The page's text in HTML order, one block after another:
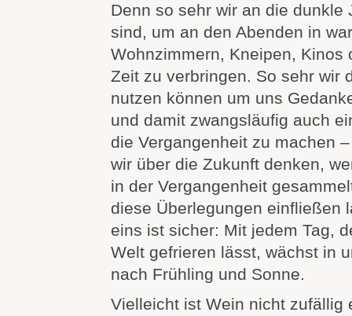
Denn so sehr wir an die dunkle
sind, um an den Abenden in
Wohnzimmern, Kneipen, Kinos
Zeit zu verbringen. So sehr wir
nutzen können um uns
und damit zwangsläufig auch
die Vergangenheit zu machen
wir über die Zukunft denken,
in der Vergangenheit
diese Überlegungen einfließen
eins ist sicher: Mit jedem Tag,
Welt gefrieren lässt, wächst in
nach Frühling und Sonne.
Vielleicht ist Wein nicht zufällig